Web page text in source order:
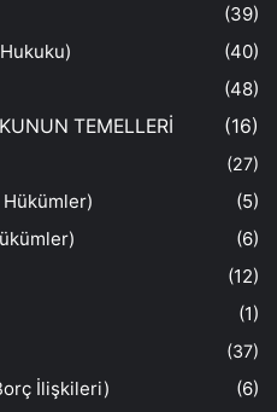
(39)
(40)
(48)
TEMELLERİ
(16)
(27)
(5)
(6)
(12)
(1)
(37)
İlişkileri)
(6)